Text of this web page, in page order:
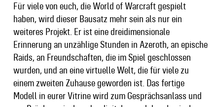
Für viele von euch, die World of Warcraft gespielt
haben, wird dieser Bausatz mehr sein als nur ein
weiteres Projekt. Er ist eine dreidimensionale
Erinnerung an unzählige Stunden in Azeroth, an epische
Raids, an Freundschaften, die im Spiel geschlossen
wurden, und an eine virtuelle Welt, die für viele zu
einem zweiten Zuhause geworden ist. Das fertige
Modell in eurer Vitrine wird zum Gesprächsanlass und